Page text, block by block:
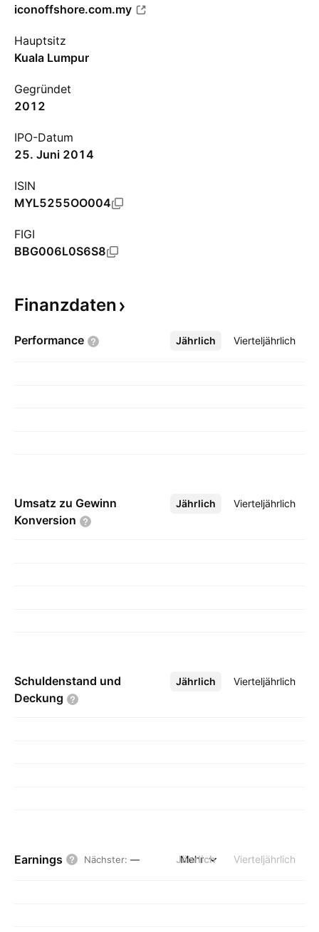
iconoffshore.com.my
Hauptsitz
Kuala Lumpur
Gegründet
2012
IPO-Datum
25. Juni 2014
ISIN
MYL5255OO004
FIGI
BBG006L0S6S8
Finanzdaten
Performance Jährlich Vierteljährlich
Mehr
Umsatz zu Gewinn
Konversion
Jährlich Vierteljährlich
Mehr
Schuldenstand und
Deckung
Jährlich Vierteljährlich
Mehr
Earnings Nächster: — Jährlich Vierteljährlich
Mehr